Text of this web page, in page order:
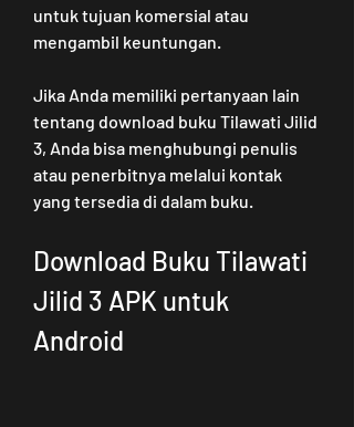
untuk tujuan komersial atau
mengambil keuntungan.
Jika Anda memiliki pertanyaan lain
tentang download buku Tilawati Jilid
3, Anda bisa menghubungi penulis
atau penerbitnya melalui kontak
yang tersedia di dalam buku.
Download Buku Tilawati
Jilid 3 APK untuk
Android